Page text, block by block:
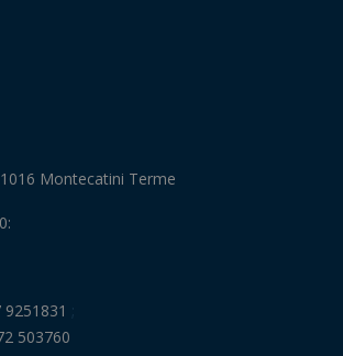
Montecatini Terme